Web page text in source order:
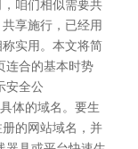
咱们相似需要共
享施行，已经用
实用。本文将简
连合的基本时势
安全公
体的域名。要生
的网站域名，并